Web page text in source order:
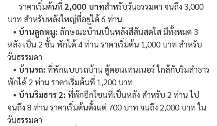
ราคาเริ่มต้นที่ 2,000 บาทสำหรับวันธรรมดา จนถึง 3,000
บาท สำหรับหลังใหญ่ที่อยู่ได้ 6 ท่าน
• บ้านลูกหมู: ลักษณะบ้านเป็นหลังสีสันสดใส มีทั้งหมด 3
หลัง เป็น 2 ชั้น พักได้ 4 ท่าน ราคาเริ่มต้น 1,000 บาท สำหรับ
วันธรรมดา
• บ้านรถ: ที่พักแบบรถบ้าน ตู้คอนเทนเนอร์ ใกล้กับริมลำธาร
พักได้ 2 ท่าน ราคาเริ่มต้นที่ 1,200 บาท
• บ้านริมธาร 2: ที่พักอีกโซนที่เป็นหลัง สำหรับ 2 ท่าน ไป
จนถึง 8 ท่าน ราคาเริ่มต้นตั้งแต่ 700 บาท จนถึง 2,000 บาท ใน
วันธรรมดา